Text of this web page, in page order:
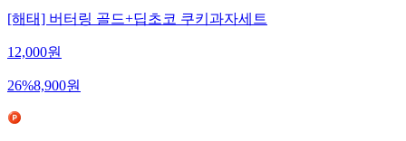
[해태] 버터링 골드+딥초코 쿠키과자세트
12,000원
26%8,900원